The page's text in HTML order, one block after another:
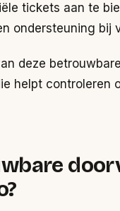
tickets aan te
ondersteuning bij
deze
helpt controleren